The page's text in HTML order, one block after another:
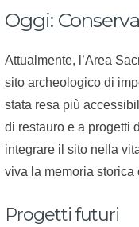
Oggi:
Attualmente, l’Area
sito archeologico di
stata resa più
di restauro e a progetti
integrare il sito nella
viva la memoria
Progetti futuri